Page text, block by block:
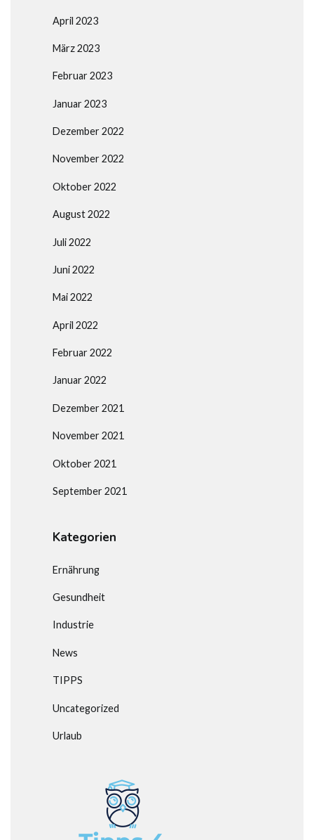
April 2023
März 2023
Februar 2023
Januar 2023
Dezember 2022
November 2022
Oktober 2022
August 2022
Juli 2022
Juni 2022
Mai 2022
April 2022
Februar 2022
Januar 2022
Dezember 2021
November 2021
Oktober 2021
September 2021
Kategorien
Ernährung
Gesundheit
Industrie
News
TIPPS
Uncategorized
Urlaub